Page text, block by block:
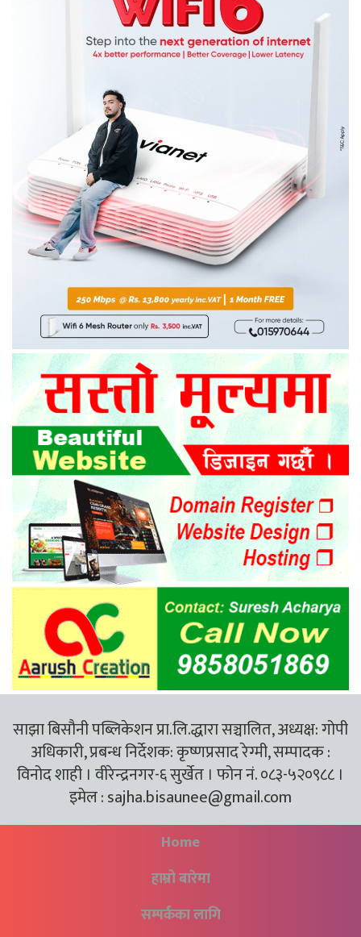
साझा बिसौनी पब्लिकेशन प्रा.लि.द्धारा सञ्चालित, अध्यक्ष: गोपी
अधिकारी, प्रबन्ध निर्देशक: कृष्णप्रसाद रेग्मी, सम्पादक :
विनोद शाही । वीरेन्द्रनगर-६ सुर्खेत । फोन नं. ०८३-५२०९८८ ।
इमेल :sajha.bisaunee@gmail.com
Home
हाम्रो बारेमा
सम्पर्कका लागि